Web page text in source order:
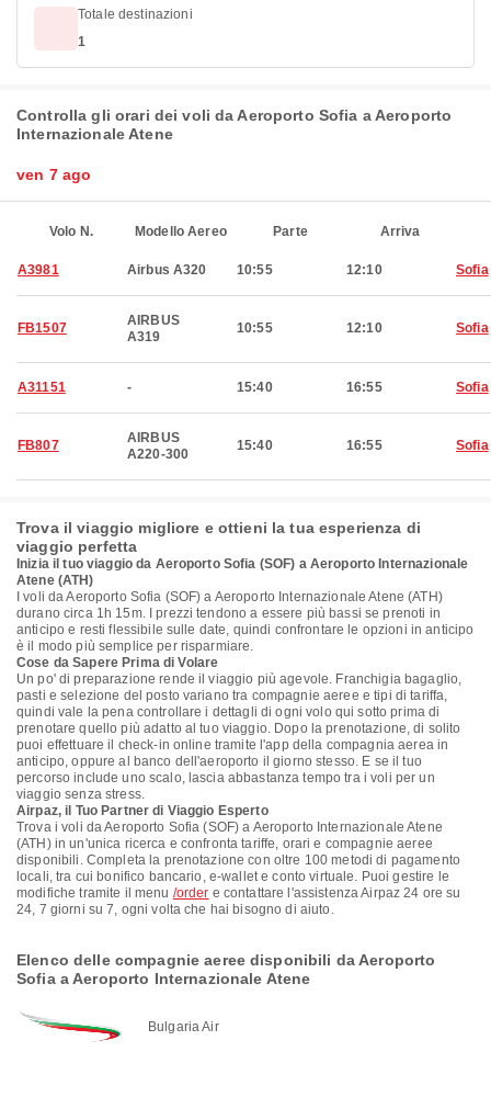
Totale destinazioni
1
Controlla gli orari dei voli da Aeroporto Sofia a Aeroporto
Internazionale Atene
ven 7 ago
Volo N. Modello Aereo Parte Arriva
A3981 Airbus A320 10:55 12:10 Sofia
FB1507
AIRBUS
A319
10:55 12:10 Sofia
A31151 - 15:40 16:55 Sofia
FB807
AIRBUS
A220-300
15:40 16:55 Sofia
Trova il viaggio migliore e ottieni la tua esperienza di
viaggio perfetta
Inizia il tuo viaggio da Aeroporto Sofia (SOF) a Aeroporto Internazionale
Atene (ATH)
I voli da Aeroporto Sofia (SOF) a Aeroporto Internazionale Atene (ATH)
durano circa 1h 15m. I prezzi tendono a essere più bassi se prenoti in
anticipo e resti flessibile sulle date, quindi confrontare le opzioni in anticipo
è il modo più semplice per risparmiare.
Cose da Sapere Prima di Volare
Un po' di preparazione rende il viaggio più agevole. Franchigia bagaglio,
pasti e selezione del posto variano tra compagnie aeree e tipi di tariffa,
quindi vale la pena controllare i dettagli di ogni volo qui sotto prima di
prenotare quello più adatto al tuo viaggio. Dopo la prenotazione, di solito
puoi effettuare il check-in online tramite l'app della compagnia aerea in
anticipo, oppure al banco dell'aeroporto il giorno stesso. E se il tuo
percorso include uno scalo, lascia abbastanza tempo tra i voli per un
viaggio senza stress.
Airpaz, il Tuo Partner di Viaggio Esperto
Trova i voli da Aeroporto Sofia (SOF) a Aeroporto Internazionale Atene
(ATH) in un'unica ricerca e confronta tariffe, orari e compagnie aeree
disponibili. Completa la prenotazione con oltre 100 metodi di pagamento
locali, tra cui bonifico bancario, e-wallet e conto virtuale. Puoi gestire le
modifiche tramite il menu /order e contattare l'assistenza Airpaz 24 ore su
24, 7 giorni su 7, ogni volta che hai bisogno di aiuto.
Elenco delle compagnie aeree disponibili da Aeroporto
Sofia a Aeroporto Internazionale Atene
Bulgaria Air